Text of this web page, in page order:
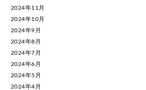
2024年11月
2024年10月
2024年9月
2024年8月
2024年7月
2024年6月
2024年5月
2024年4月